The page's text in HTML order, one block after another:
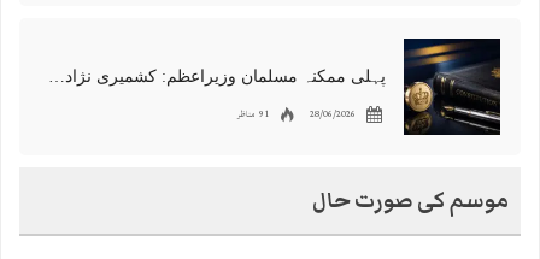
پہلی ممکنہ مسلمان وزیراعظم: کشمیری نژاد شبانہ محمود برطانیہ میں مقبول
28/06/2026 91 مناظر
موسم کی صورت حال